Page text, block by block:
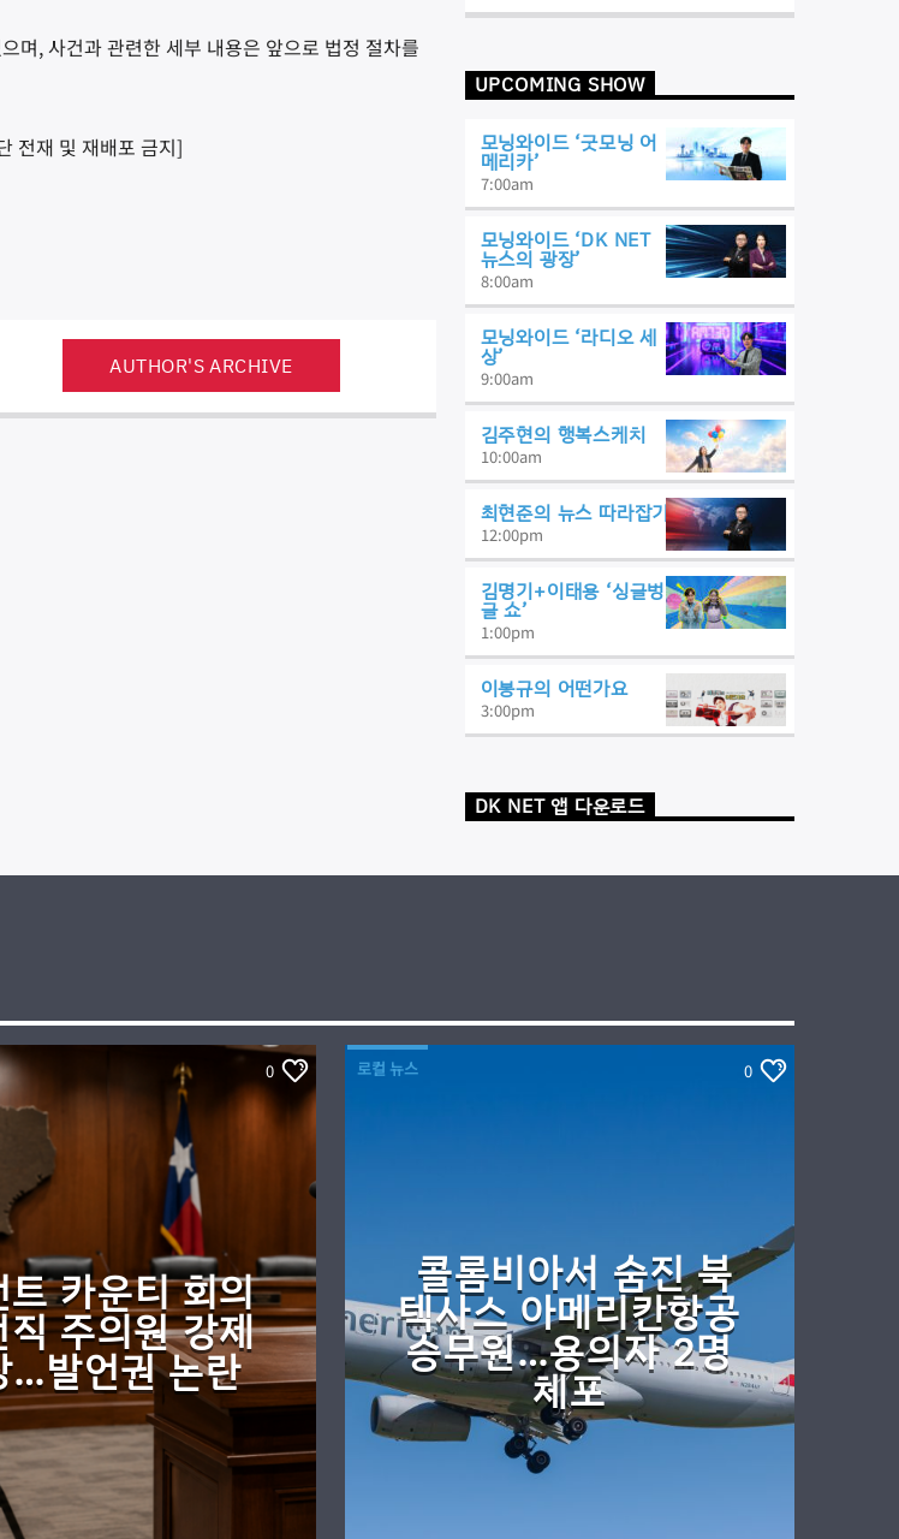
며, 사건과 관련한 세부 내용은 앞으로 법정 절차를
전재 및 재배포 금지]
AUTHOR'S ARCHIVE
UPCOMING SHOW
모닝와이드 ‘굿모닝 어
메리카’
7:00am
모닝와이드 ‘DK NET
뉴스의 광장’
8:00am
모닝와이드 ‘라디오 세
상’
9:00am
김주현의 행복스케치
10:00am
최현준의 뉴스 따라잡기
12:00pm
김명기+이태용 ‘싱글벙
글 쇼’
1:00pm
이봉규의 어떤가요
3:00pm
DK NET 앱 다운로드
0
트 카운티 회의
직 주의원 강제
…발언권 논란
로컬 뉴스 0
콜롬비아서 숨진 북
텍사스 아메리칸항공
승무원…용의자 2명
체포